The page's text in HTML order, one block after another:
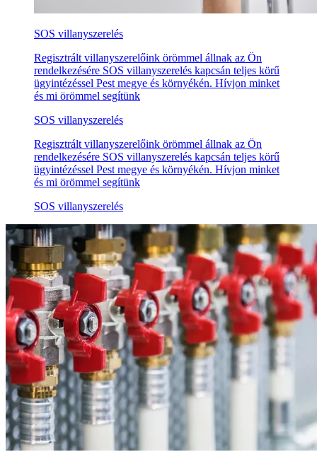
SOS villanyszerelés
Regisztrált villanyszerelőink örömmel állnak az Ön
rendelkezésére SOS villanyszerelés kapcsán teljes körű
ügyintézéssel Pest megye és környékén. Hívjon minket
és mi örömmel segítünk
SOS villanyszerelés
Regisztrált villanyszerelőink örömmel állnak az Ön
rendelkezésére SOS villanyszerelés kapcsán teljes körű
ügyintézéssel Pest megye és környékén. Hívjon minket
és mi örömmel segítünk
SOS villanyszerelés